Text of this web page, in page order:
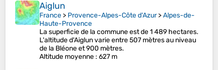
Aiglun
France > Provence-Alpes-Côte d'Azur>Alpes-de-
Haute-Provence
La superficie de la commune est de 1 489 hectares.
L'altitude d'Aiglun varie entre 507 mètres au niveau
de la Bléone et 900 mètres.
Altitude moyenne : 627 m